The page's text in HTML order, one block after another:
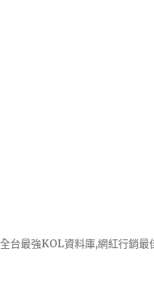
台最強KOL資料庫,網紅行銷最